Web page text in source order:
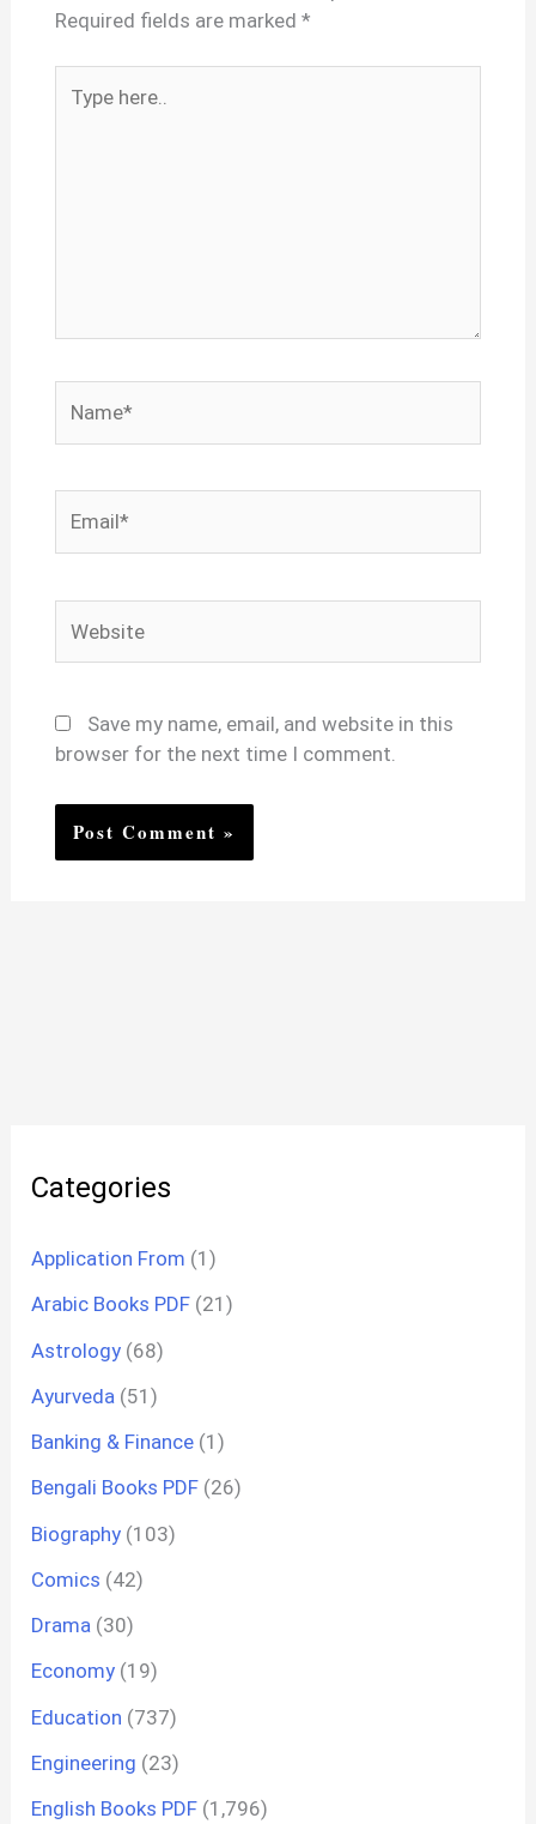
Required fields are marked *
here..
Save my name, email, and website in this
browser for the next time I comment.
Categories
Application From (1)
Arabic Books PDF (21)
Astrology (68)
Ayurveda (51)
Banking & Finance (1)
Bengali Books PDF (26)
Biography (103)
Comics (42)
Drama (30)
Economy (19)
Education (737)
Engineering (23)
English Books PDF (1,796)